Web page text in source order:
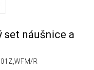
set náušnice a
R